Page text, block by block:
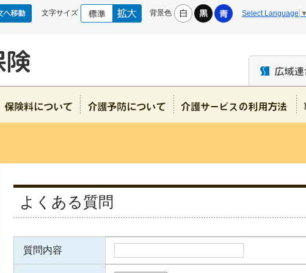
文字サイズ 背景色 Select Language
よくある質問
質問内容